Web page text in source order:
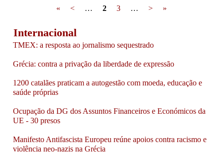
« < … 2 3 … > »
Internacional
TMEX: a resposta ao jornalismo sequestrado
Grécia: contra a privação da liberdade de expressão
1200 catalães praticam a autogestão com moeda, educação e
saúde próprias
Ocupação da DG dos Assuntos Financeiros e Económicos da
UE - 30 presos
Manifesto Antifascista Europeu reúne apoios contra racismo e
violência neo-nazis na Grécia